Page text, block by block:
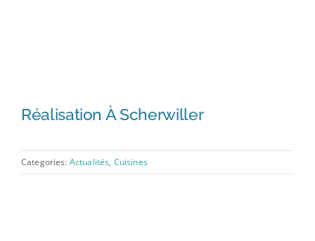
Réalisation À Scherwiller
Categories: Actualités, Cuisines